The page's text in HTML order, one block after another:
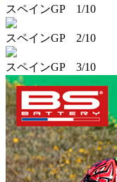
スペインGP 1/10
スペインGP 2/10
スペインGP 3/10